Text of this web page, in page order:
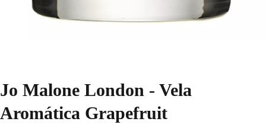
Jo Malone London - Vela
Aromática Grapefruit